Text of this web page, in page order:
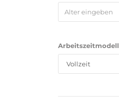
Arbeitszeitmodell